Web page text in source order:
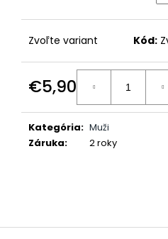
Zvoľte variant Kód:
€5,90
Jednotková
cena:
Kategória: Muži
Záruka: 2 roky
TRIČKO DAJCE MI ŠICKE